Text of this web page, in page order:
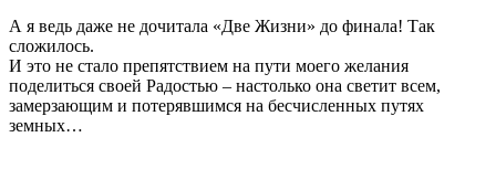
А я ведь даже не дочитала «Две Жизни» до финала! Так
сложилось.
И это не стало препятствием на пути моего желания
поделиться своей Радостью – настолько она светит всем,
замерзающим и потерявшимся на бесчисленных путях
земных…